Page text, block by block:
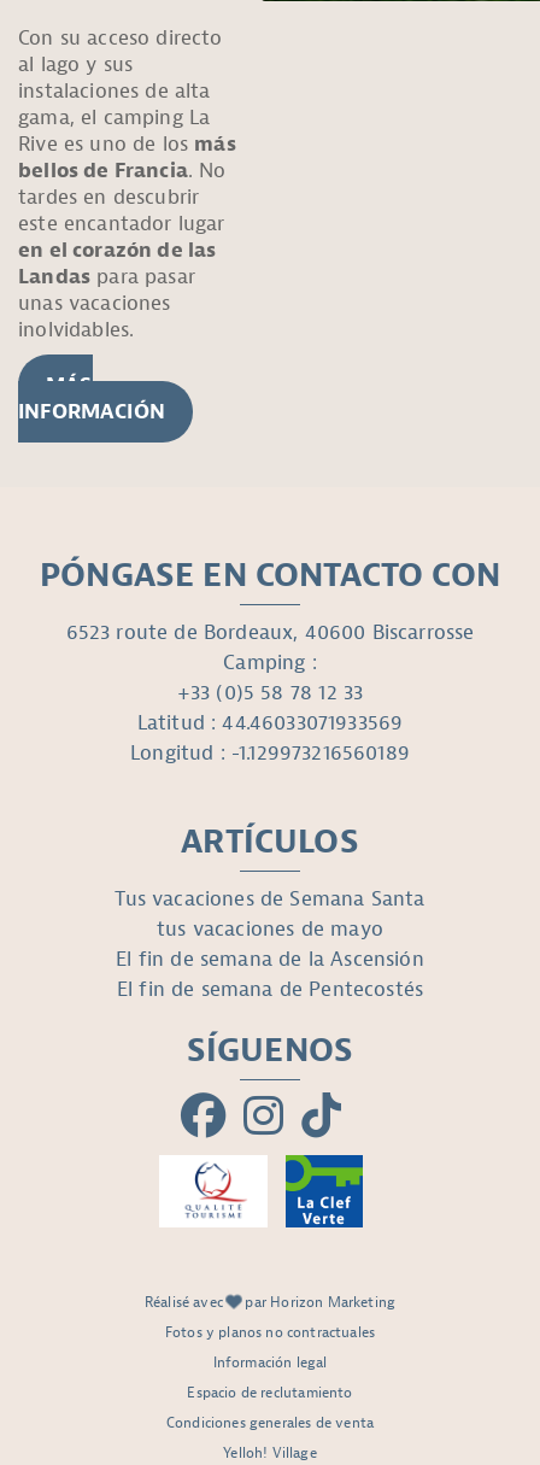
Con su acceso directo
al lago y sus
instalaciones de alta
gama, el camping La
Rive es uno de los más
bellos de Francia. No
tardes en descubrir
este encantador lugar
en el corazón de las
Landas para pasar
unas vacaciones
inolvidables.
MÁS
INFORMACIÓN
PÓNGASE EN CONTACTO CON
6523 route de Bordeaux, 40600 Biscarrosse
Camping :
+33 (0)5 58 78 12 33
Latitud : 44.46033071933569
Longitud : -1.129973216560189
ARTÍCULOS
Tus vacaciones de Semana Santa
tus vacaciones de mayo
El fin de semana de la Ascensión
El fin de semana de Pentecostés
SÍGUENOS
Réalisé avec
par Horizon Marketing
Fotos y planos no contractuales
Información legal
Espacio de reclutamiento
Condiciones generales de venta
Yelloh! Village